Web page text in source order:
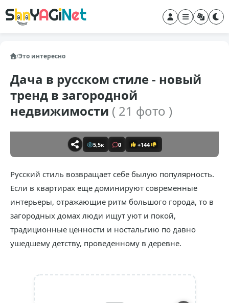
/Это интересно
Дача в русском стиле - новый
тренд в загородной
недвижимости ( 21 фото )
5,5к 0 +144
Русский стиль возвращает себе былую популярность.
Если в квартирах еще доминируют современные
интерьеры, отражающие ритм большого города, то в
загородных домах люди ищут уют и покой,
традиционные ценности и ностальгию по давно
ушедшему детству, проведенному в деревне.